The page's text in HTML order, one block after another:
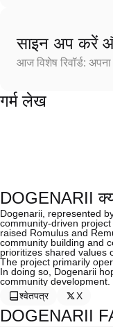
साइन अप करें
आज विशेष रिवॉर्ड:
गर्म लेख
DOGENARII
Dogenarii, represented
community-driven
raised Romulus and
community building and
prioritizes shared values
The project primarily
In doing so, Dogenarii
community development.
श्वेतपत्र
X
DOGENARII